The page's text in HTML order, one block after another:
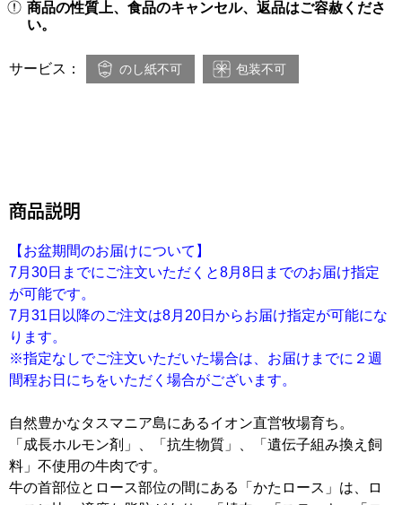
商品の性質上、食品のキャンセル、返品はご容赦くださ
い。
サービス： のし紙不可 包装不可
商品説明
【お盆期間のお届けについて】
7月30日までにご注文いただくと8月8日までのお届け指定
が可能です。
7月31日以降のご注文は8月20日からお届け指定が可能にな
ります。
※指定なしでご注文いただいた場合は、お届けまでに２週
間程お日にちをいただく場合がございます。
自然豊かなタスマニア島にあるイオン直営牧場育ち。
「成長ホルモン剤」、「抗生物質」、「遺伝子組み換え飼
料」不使用の牛肉です。
牛の首部位とロース部位の間にある「かたロース」は、ロ